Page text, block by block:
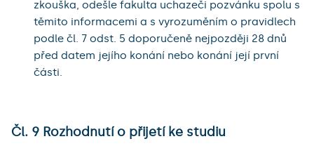
zkouška, odešle fakulta uchazeči pozvánku spolu s
těmito informacemi a s vyrozuměním o pravidlech
podle čl. 7 odst. 5 doporučeně nejpozději 28 dnů
před datem jejího konání nebo konání její první
části.
Čl. 9 Rozhodnutí o přijetí ke studiu